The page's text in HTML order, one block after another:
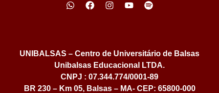
UNIBALSAS – Centro de Universitário de Balsas
Unibalsas Educacional LTDA.
CNPJ : 07.344.774/0001-89
BR 230 – Km 05, Balsas – MA- CEP: 65800-000